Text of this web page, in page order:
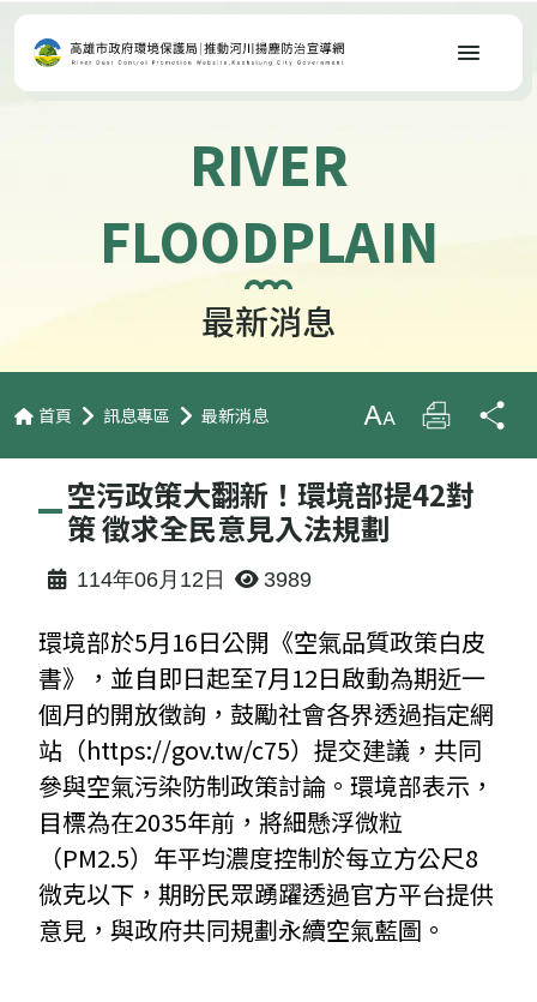
選單
RIVER
FLOODPLAIN
最新消息
首頁 訊息專區 最新消息
放大字級
列印 分
空污政策大翻新！環境部提42對
策 徵求全民意見入法規劃
114年06月12日 3989
環境部於5月16日公開《空氣品質政策白皮
書》，並自即日起至7月12日啟動為期近一
個月的開放徵詢，鼓勵社會各界透過指定網
站（https://gov.tw/c75）提交建議，共同
參與空氣污染防制政策討論。環境部表示，
目標為在2035年前，將細懸浮微粒
（PM2.5）年平均濃度控制於每立方公尺8
微克以下，期盼民眾踴躍透過官方平台提供
意見，與政府共同規劃永續空氣藍圖。